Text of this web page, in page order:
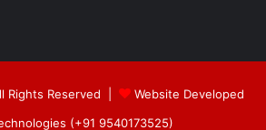
Rights Reserved |
Website Developed
(+91 9540173525)